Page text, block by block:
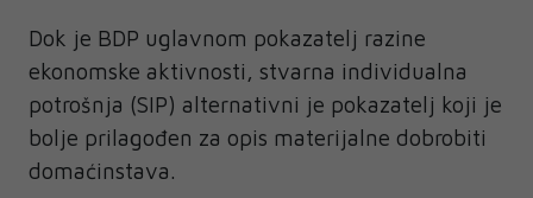
Dok je BDP uglavnom pokazatelj razine
ekonomske aktivnosti, stvarna individualna
potrošnja (SIP) alternativni je pokazatelj koji je
bolje prilagođen za opis materijalne dobrobiti
domaćinstava.